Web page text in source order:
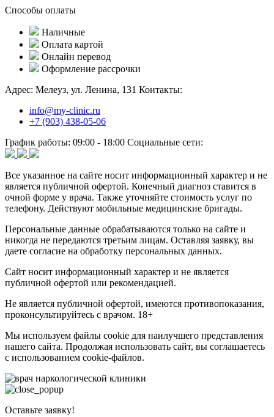
Способы оплаты
Наличные
Оплата картой
Онлайн перевод
Оформление рассрочки
Адрес: Мелеуз, ул. Ленина, 131 Контакты:
info@my-clinic.ru
+7 (903) 438-05-06
График работы: 09:00 - 18:00 Социальные сети:
Все указанное на сайте носит информационный характер и не
является публичной офертой. Конечный диагноз ставится в
очной форме у врача. Также уточняйте стоимость услуг по
телефону. Действуют мобильные медицинские бригады.
Персональные данные обрабатываются только на сайте и
никогда не передаются третьим лицам. Оставляя заявку, вы
даете согласие на обработку персональных данных.
Сайт носит информационный характер и не является
публичной офертой или рекомендацией.
Не является публичной офертой, имеются противопоказания,
проконсультируйтесь с врачом. 18+
Мы используем файлы cookie для наилучшего представления
нашего сайта. Продолжая использовать сайт, вы соглашаетесь
с использованием cookie-файлов.
Оставьте заявку!